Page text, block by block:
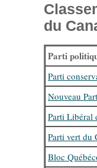
du
Parti
Parti
Nouveau
Parti Libéral
Parti vert du
Bloc